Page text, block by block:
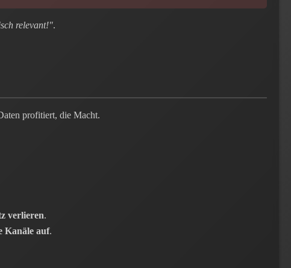
relevant!".
profitiert, die Macht.
verlieren.
Kanäle auf.